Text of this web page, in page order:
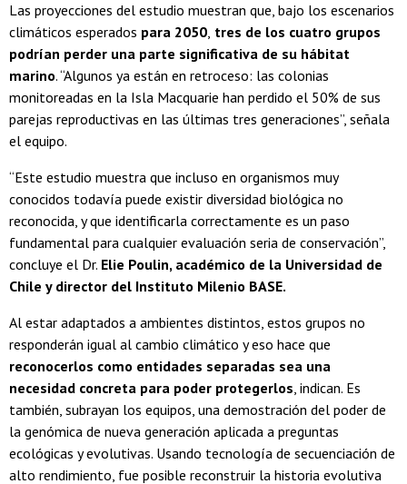
Las proyecciones del estudio muestran que, bajo los escenarios
climáticos esperados para 2050, tres de los cuatro grupos
podrían perder una parte significativa de su hábitat
marino. “Algunos ya están en retroceso: las colonias
monitoreadas en la Isla Macquarie han perdido el 50% de sus
parejas reproductivas en las últimas tres generaciones”, señala
el equipo.
“Este estudio muestra que incluso en organismos muy
conocidos todavía puede existir diversidad biológica no
reconocida, y que identificarla correctamente es un paso
fundamental para cualquier evaluación seria de conservación”,
concluye el Dr. Elie Poulin, académico de la Universidad de
Chile y director del Instituto Milenio BASE.
Al estar adaptados a ambientes distintos, estos grupos no
responderán igual al cambio climático y eso hace que
reconocerlos como entidades separadas sea una
necesidad concreta para poder protegerlos, indican. Es
también, subrayan los equipos, una demostración del poder de
la genómica de nueva generación aplicada a preguntas
ecológicas y evolutivas. Usando tecnología de secuenciación de
alto rendimiento, fue posible reconstruir la historia evolutiva